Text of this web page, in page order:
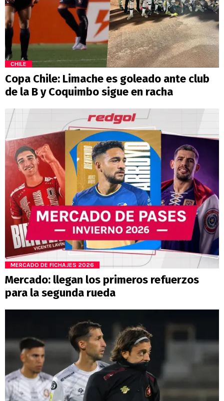
CHILE
Copa Chile: Limache es goleado ante club
de la B y Coquimbo sigue en racha
MERCADO DE FICHAJES 2026
Mercado: llegan los primeros refuerzos
para la segunda rueda